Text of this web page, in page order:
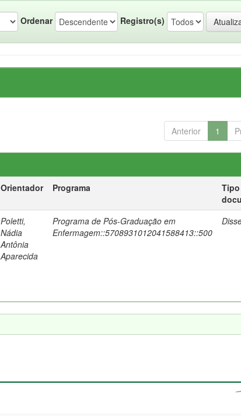
Ordenar Registro(s)
Anterior 1
Orientador Programa
Poletti,
Nádia
Antônia
Aparecida
Programa de Pós-Graduação em
Enfermagem::5708931012041588413::500